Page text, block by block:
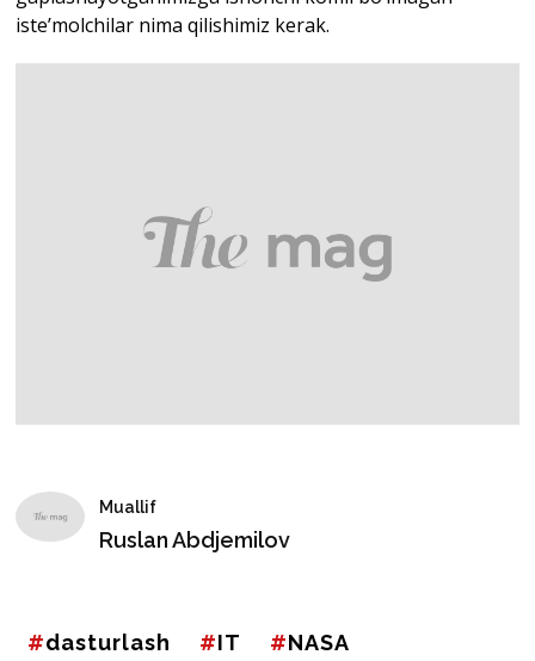
iste’molchilar nima qilishimiz kerak.
Muallif
Ruslan Abdjemilov
dasturlash IT
NASA